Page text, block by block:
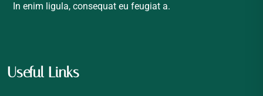
In enim ligula, consequat eu feugiat a.
Useful Links